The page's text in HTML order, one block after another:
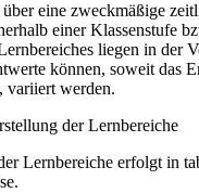
eine zweckmäßige
einer Klassenstufe
liegen in der
können, soweit das
variiert werden.
der Lernbereiche
Lernbereiche erfolgt in